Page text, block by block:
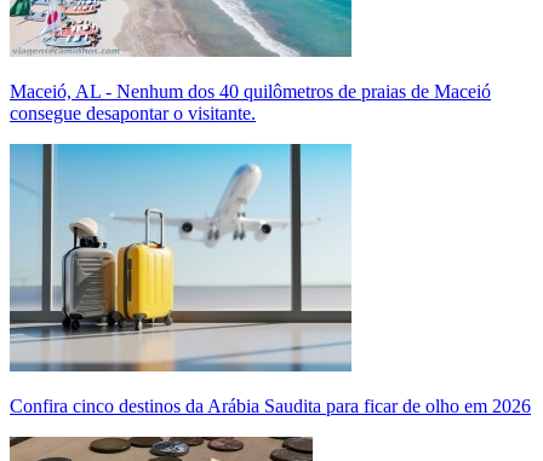
Maceió, AL - Nenhum dos 40 quilômetros de praias de Maceió
consegue desapontar o visitante.
Confira cinco destinos da Arábia Saudita para ficar de olho em 2026